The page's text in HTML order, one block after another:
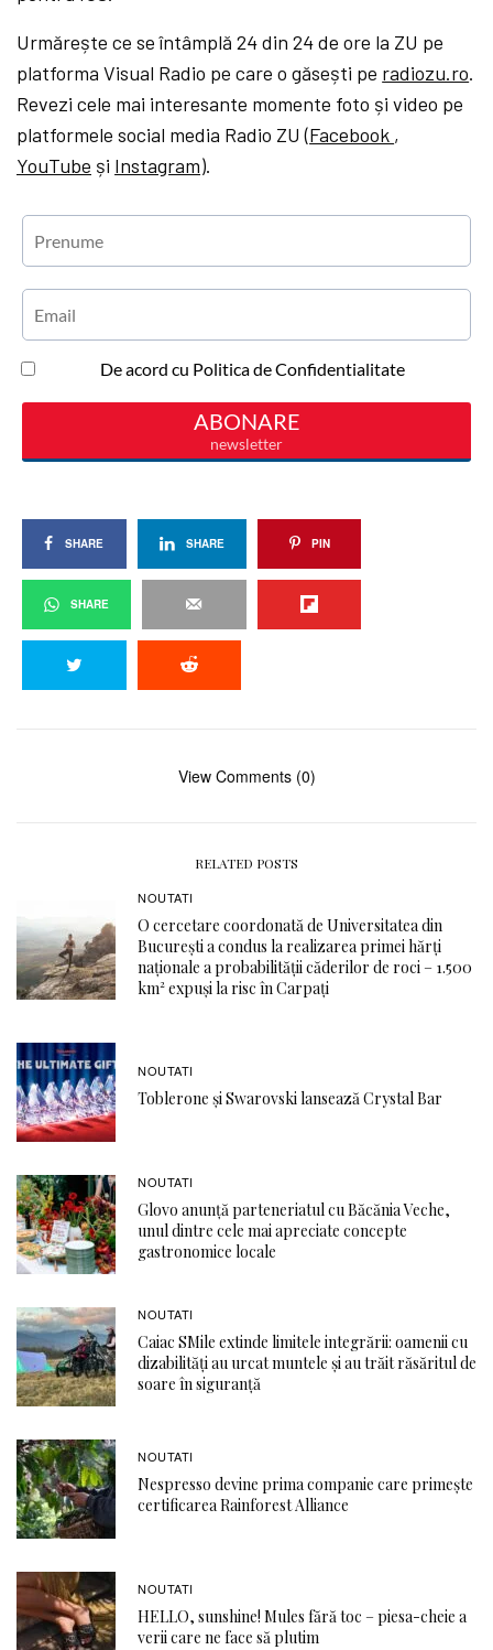
Urmărește ce se întâmplă 24 din 24 de ore la ZU pe
platforma Visual Radio pe care o găsești pe radiozu.ro.
Revezi cele mai interesante momente foto și video pe
platformele social media Radio ZU (Facebook ,
YouTube și Instagram).
SHARE SHARE PIN
SHARE
View Comments (0)
RELATED POSTS
NOUTATI
O cercetare coordonată de Universitatea din
București a condus la realizarea primei hărți
naționale a probabilității căderilor de roci – 1.500
km² expuși la risc în Carpați
NOUTATI
Toblerone și Swarovski lansează Crystal Bar
NOUTATI
Glovo anunță parteneriatul cu Băcănia Veche,
unul dintre cele mai apreciate concepte
gastronomice locale
NOUTATI
Caiac SMile extinde limitele integrării: oamenii cu
dizabilități au urcat muntele și au trăit răsăritul de
soare în siguranță
NOUTATI
Nespresso devine prima companie care primește
certificarea Rainforest Alliance
NOUTATI
HELLO, sunshine! Mules fără toc – piesa-cheie a
verii care ne face să plutim